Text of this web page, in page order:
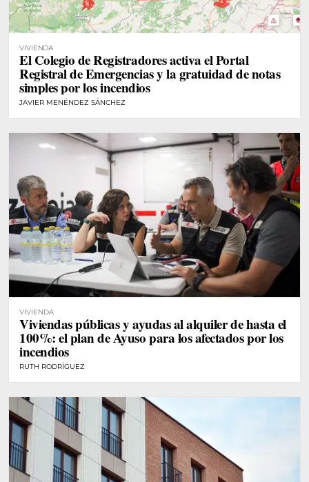
VIVIENDA
El Colegio de Registradores activa el Portal
Registral de Emergencias y la gratuidad de notas
simples por los incendios
JAVIER MENÉNDEZ SÁNCHEZ
VIVIENDA
Viviendas públicas y ayudas al alquiler de hasta el
100%: el plan de Ayuso para los afectados por los
incendios
RUTH RODRÍGUEZ